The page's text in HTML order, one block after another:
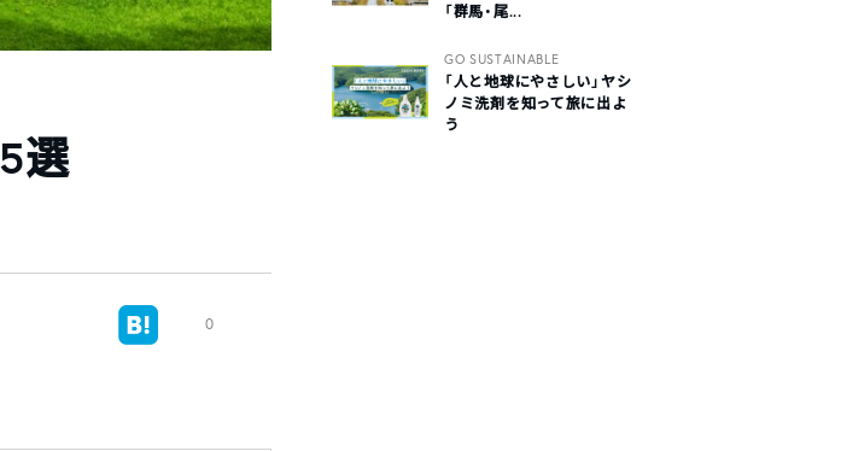
選
0
「群馬・尾...
GO SUSTAINABLE
「人と地球にやさしい」ヤシ
ノミ洗剤を知って旅に出よ
う